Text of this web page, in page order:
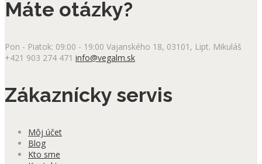
Máte otázky?
Pon - Piatok: 09:00 - 19:00 Vajanského 18, 03101, Lipt. Mikuláš
+421 903 274 471 info@vegalm.sk
Zákaznícky servis
Môj účet
Blog
Kto sme